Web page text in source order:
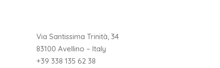
Via Santissima Trinità, 34
83100 Avellino – Italy
+39 338 135 62 38